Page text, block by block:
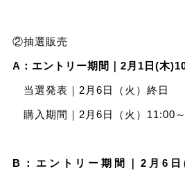
②抽選販売
A：エントリー期間｜2月1日(木
当選発表｜2月6日（火）終日
購入期間｜2月6日（火）11:00
B：エントリー期間｜2月6日